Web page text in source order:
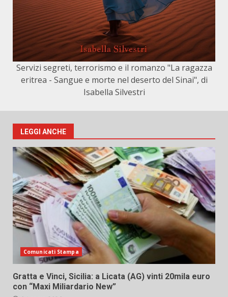
Servizi segreti, terrorismo e il romanzo "La ragazza
eritrea - Sangue e morte nel deserto del Sinai", di
Isabella Silvestri
LEGGI ANCHE
Comunicati Stampa
Gratta e Vinci, Sicilia: a Licata (AG) vinti 20mila euro
con “Maxi Miliardario New”